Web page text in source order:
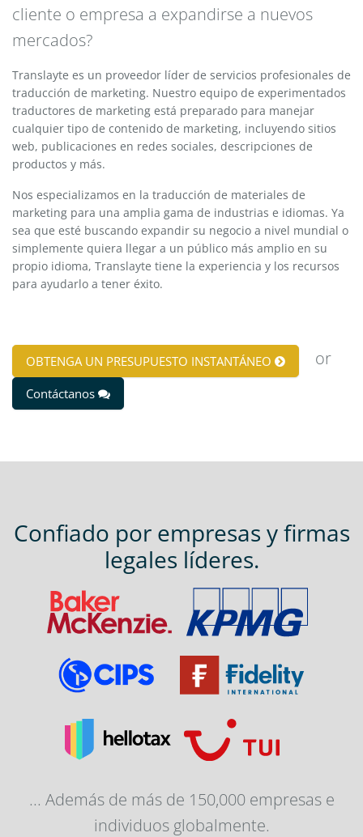
cliente o empresa a expandirse a nuevos
mercados?
Translayte es un proveedor líder de servicios profesionales de
traducción de marketing. Nuestro equipo de experimentados
traductores de marketing está preparado para manejar
cualquier tipo de contenido de marketing, incluyendo sitios
web, publicaciones en redes sociales, descripciones de
productos y más.
Nos especializamos en la traducción de materiales de
marketing para una amplia gama de industrias e idiomas. Ya
sea que esté buscando expandir su negocio a nivel mundial o
simplemente quiera llegar a un público más amplio en su
propio idioma, Translayte tiene la experiencia y los recursos
para ayudarlo a tener éxito.
OBTENGA UN PRESUPUESTO INSTANTÁNEO or
Contáctanos
Confiado por empresas y firmas
legales líderes.
... Además de más de 150,000 empresas e
individuos globalmente.